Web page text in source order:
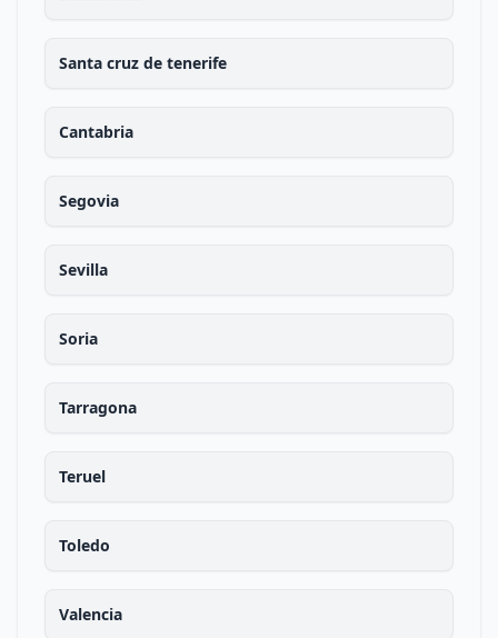
Santa cruz de tenerife
Cantabria
Segovia
Sevilla
Soria
Tarragona
Teruel
Toledo
Valencia